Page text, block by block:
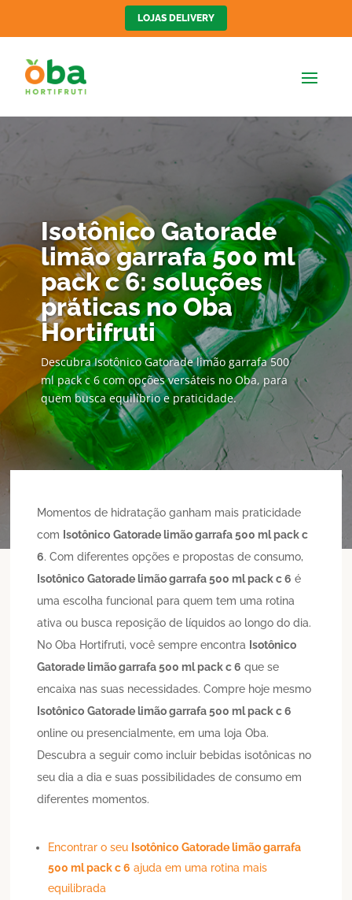
LOJAS DELIVERY
Isotônico Gatorade
limão garrafa 500 ml
pack c 6: soluções
práticas no Oba
Hortifruti
Descubra Isotônico Gatorade limão garrafa 500
ml pack c 6 com opções versáteis no Oba, para
quem busca equilíbrio e praticidade.
Momentos de hidratação ganham mais praticidade
com Isotônico Gatorade limão garrafa 500 ml pack c
6. Com diferentes opções e propostas de consumo,
Isotônico Gatorade limão garrafa 500 ml pack c 6 é
uma escolha funcional para quem tem uma rotina
ativa ou busca reposição de líquidos ao longo do dia.
No Oba Hortifruti, você sempre encontra Isotônico
Gatorade limão garrafa 500 ml pack c 6 que se
encaixa nas suas necessidades. Compre hoje mesmo
Isotônico Gatorade limão garrafa 500 ml pack c 6
online ou presencialmente, em uma loja Oba.
Descubra a seguir como incluir bebidas isotônicas no
seu dia a dia e suas possibilidades de consumo em
diferentes momentos.
Encontrar o seu Isotônico Gatorade limão garrafa
500 ml pack c 6 ajuda em uma rotina mais
equilibrada